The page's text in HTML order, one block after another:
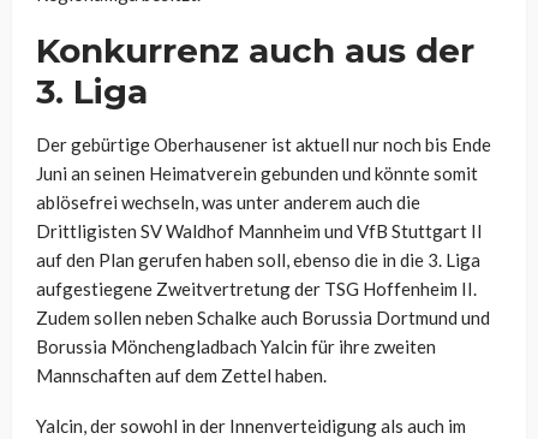
Konkurrenz auch aus der
3. Liga
Der gebürtige Oberhausener ist aktuell nur noch bis Ende
Juni an seinen Heimatverein gebunden und könnte somit
ablösefrei wechseln, was unter anderem auch die
Drittligisten SV Waldhof Mannheim und VfB Stuttgart II
auf den Plan gerufen haben soll, ebenso die in die 3. Liga
aufgestiegene Zweitvertretung der TSG Hoffenheim II.
Zudem sollen neben Schalke auch Borussia Dortmund und
Borussia Mönchengladbach Yalcin für ihre zweiten
Mannschaften auf dem Zettel haben.
Yalcin, der sowohl in der Innenverteidigung als auch im